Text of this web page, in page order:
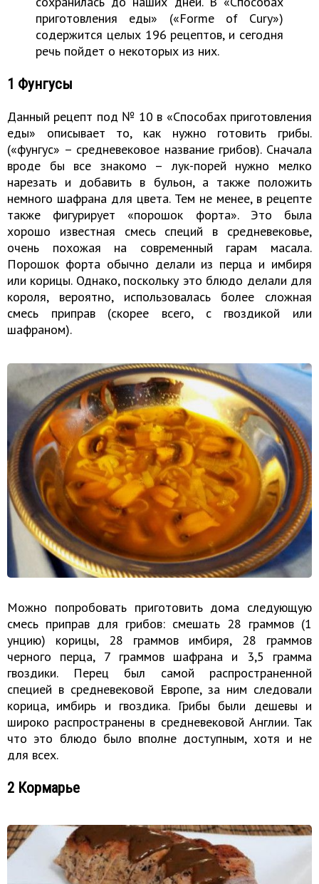
приготовления еды» («Forme of Cury»)
содержится целых 196 рецептов, и сегодня
речь пойдет о некоторых из них.
1 Фунгусы
Данный рецепт под № 10 в «Способах приготовления
еды» описывает то, как нужно готовить грибы.
(«фунгус» – средневековое название грибов). Сначала
вроде бы все знакомо – лук-порей нужно мелко
нарезать и добавить в бульон, а также положить
немного шафрана для цвета. Тем не менее, в рецепте
также фигурирует «порошок форта». Это была
хорошо известная смесь специй в средневековье,
очень похожая на современный гарам масала.
Порошок форта обычно делали из перца и имбиря
или корицы. Однако, поскольку это блюдо делали для
короля, вероятно, использовалась более сложная
смесь приправ (скорее всего, с гвоздикой или
шафраном).
Можно попробовать приготовить дома следующую
смесь приправ для грибов: смешать 28 граммов (1
унцию) корицы, 28 граммов имбиря, 28 граммов
черного перца, 7 граммов шафрана и 3,5 грамма
гвоздики. Перец был самой распространенной
специей в средневековой Европе, за ним следовали
корица, имбирь и гвоздика. Грибы были дешевы и
широко распространены в средневековой Англии. Так
что это блюдо было вполне доступным, хотя и не
для всех.
2 Кормарье